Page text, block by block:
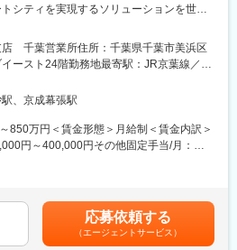
やテキスト代を負担しています。資格取
会社であり、東京電力グループの中核企業
工事・運転・保守と一貫したエンジニア
ています。
、資格取得支援制度が充実しており働き
る環境を整えており、今期に入り残業を2
ながら活躍したい方にはマッチした環境
シティを実現するソリューションを世界
ーに対するソリューション提案と（2）ゼ
事務所等に対する当社のビルオートメー
案をお任せします。
対するソリューション提案
事の提案
提案
店 千葉営業所住所：千葉県千葉市美浜区
ースト24階勤務地最寄駅：JR京葉線／海
屋内全面禁煙変更の範囲：会社の定める
、京成幕張駅
850万円＜賃金形態＞月給制＜賃金内訳＞
円～400,000円その他固定手当/月：
■給与改定：年1回（1月）■固定賞与：年
2ヵ月）■インセンティブボーナス：業績・
賃金はあくまでも目安の金額であり、選考
応募依頼する
（エージェントサービス）